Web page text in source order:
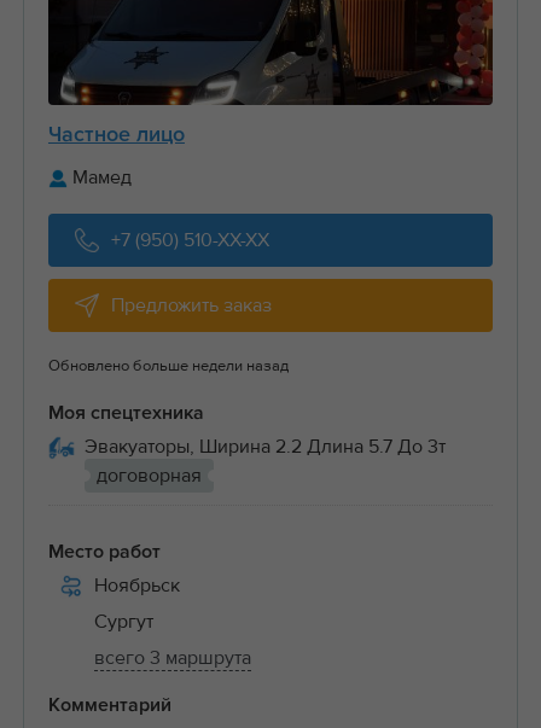
Частное лицо
Мамед
+7 (950) 510-XX-XX
Предложить заказ
Обновлено больше недели назад
Моя спецтехника
Эвакуаторы, Ширина 2.2 Длина 5.7 До 3т
договорная
Место работ
Ноябрьск
Сургут
всего 3 маршрута
Комментарий